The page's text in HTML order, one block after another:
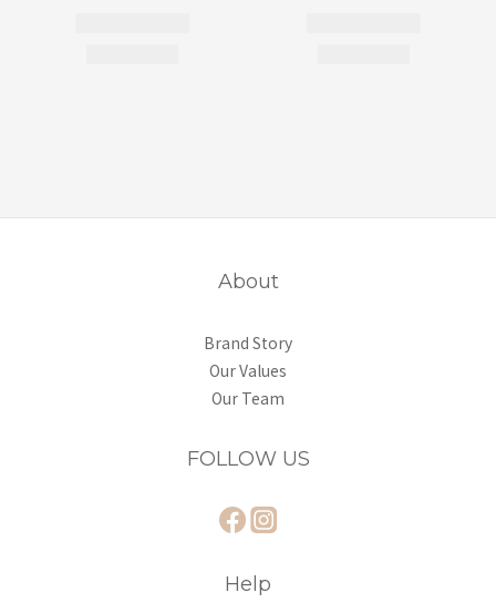
About
Brand Story
Our Values
Our Team
FOLLOW US
Help